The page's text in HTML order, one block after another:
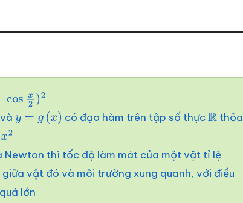
x2 )2
vày =g (x ) có đạo hàm trên tập số thựcRthỏa
Newton thì tốc độ làm mát của một vật tỉ lệ
vật đó và môi trường xung quanh, với điều
lớn